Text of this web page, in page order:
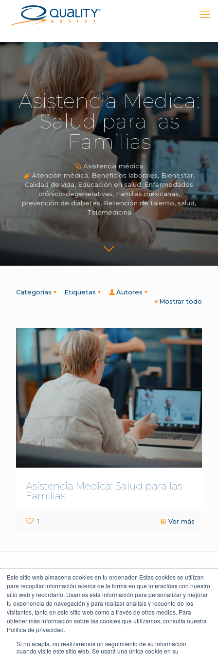
Este sitio web almacena cookies en tu ordenador. Estas cookies se utilizan
para recopilar información acerca de la forma en que interactúas con nuestro
sitio web y recordarlo. Usamos esta información para personalizar y mejorar
tu experiencia de navegación y para realizar análisis y recuento de los
visitantes, tanto en este sitio web como a través de otros medios. Para
obtener más información sobre las cookies que utilizamos, consulta nuestra
Política de privacidad.
Si no acepta, no realizaremos un seguimiento de su información
cuando visite este sitio web. Se usará una única cookie en su
Asistencia Medica:
Salud para las
Familias
Asistencia médica
Atención médica, Beneficios laborales, Bienestar,
Calidad de vida, Educación en salud, Enfermedades
crónico-degenerativas, Familias mexicanas,
prevención de diabetes, Retención de talento, salud,
Telemedicina
Categorías Etiquetas
Autores
Mostrar todo
Asistencia Medica: Salud para las
Familias
1 Ver más
LEGAL Y POLÍTICAS
Aviso Legal
Aviso de Privacidad
Política Ambiental
NUESTROS CLIENTES
4.9
Torre Índigo
Av. Paseo de la Reforma 373
55 5747 9100